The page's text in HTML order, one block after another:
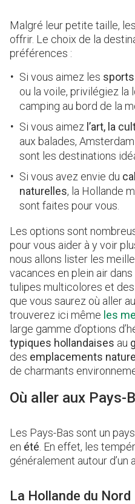
Malgré leur petite taille,
offrir. Le choix de la
préférences :
Si vous aimez les
ou la voile, privilégiez la
camping au bord de la
Si vous aimez l’art, la
aux balades,
sont les destinations
Si vous avez envie du
naturelles, la Hollande
sont faites pour vous.
Les options sont
pour vous aider à y voir
nous allons lister les
vacances en plein air
tulipes multicolores et
que vous saurez où aller
trouverez ici même les
large gamme d’options
typiques hollandaises au
des emplacements
de charmants
Où aller aux Pays-
Les Pays-Bas sont un
en été . En effet, les
généralement autour d’un
La Hollande du Nord